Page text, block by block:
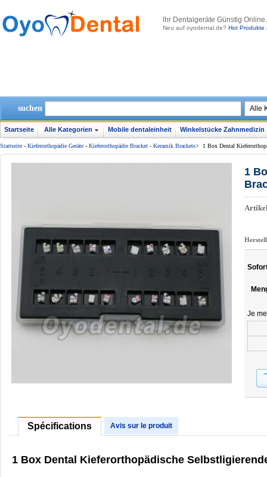
lhr Dentalgeräte Günstig
Neu auf oyodental.de? Hot Produkte
suchen
Startseite Alle Kategorien Mobile dentaleinheit Winkelstücke Zahnmedizin
Startseite - Kieferorthopädie Geräte - Kieferorthopädie Bracket - Keramik Brackets> 1 Box Dental
1
Je
Spécifications Avis sur le produit
1 Box Dental Kieferorthopädische